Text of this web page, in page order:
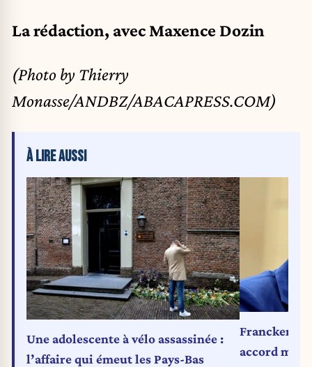
La rédaction, avec Maxence Dozin
(Photo by Thierry
Monasse/ANDBZ/ABACAPRESS.COM)
À LIRE AUSSI
Une adolescente à vélo assassinée :
l’affaire qui émeut les Pays-Bas
Francken
accord